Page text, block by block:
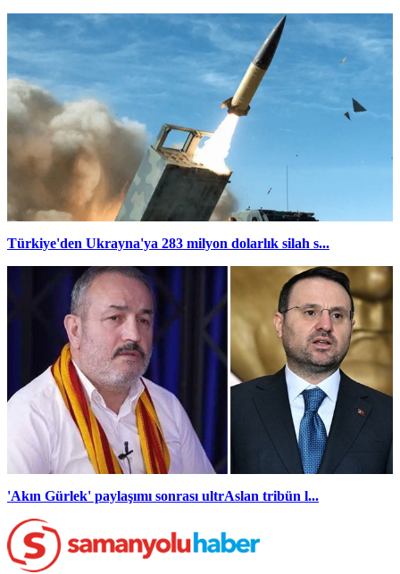
Türkiye'den Ukrayna'ya 283 milyon dolarlık silah s...
'Akın Gürlek' paylaşımı sonrası ultrAslan tribün l...